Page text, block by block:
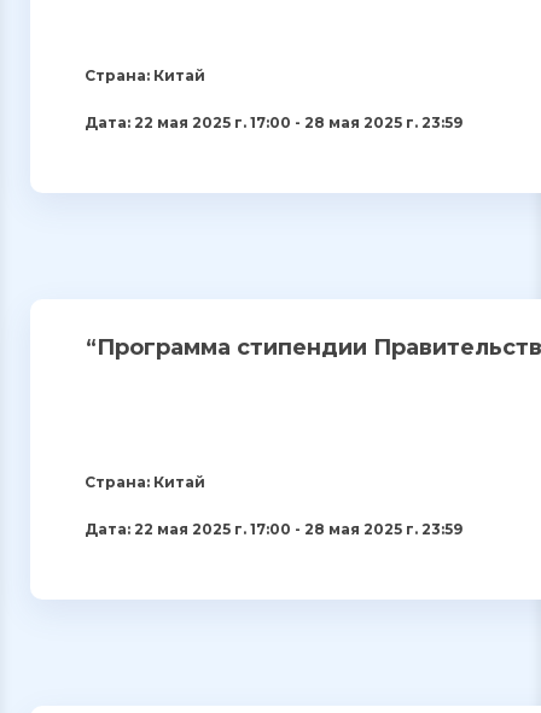
Страна: Китай
Дата: 22 мая 2025 г. 17:00 - 28 мая 2025 г. 23:59
“Программа стипендии
Страна: Китай
Дата: 22 мая 2025 г. 17:00 - 28 мая 2025 г. 23:59